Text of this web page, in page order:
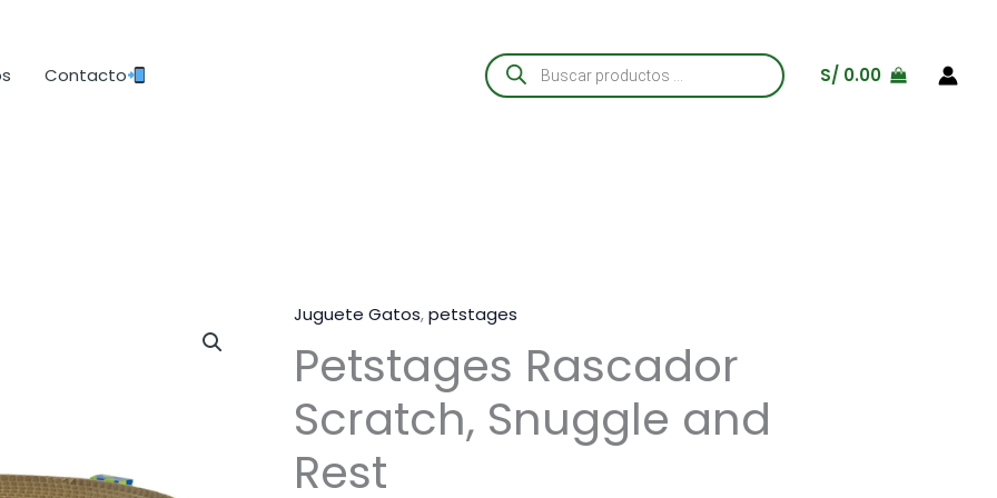
Contacto
Búsqueda
de
productos
S/ 0.00
Juguete Gatos,petstages
Petstages Rascador
Scratch, Snuggle and
Rest